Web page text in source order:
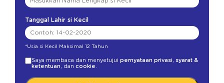
Tanggal Lahir si Kecil
*Usia si Kecil Maksimal 12 Tahun
Saya membaca dan menyetujui pernyataan privasi, syarat &
ketentuan, dan cookie